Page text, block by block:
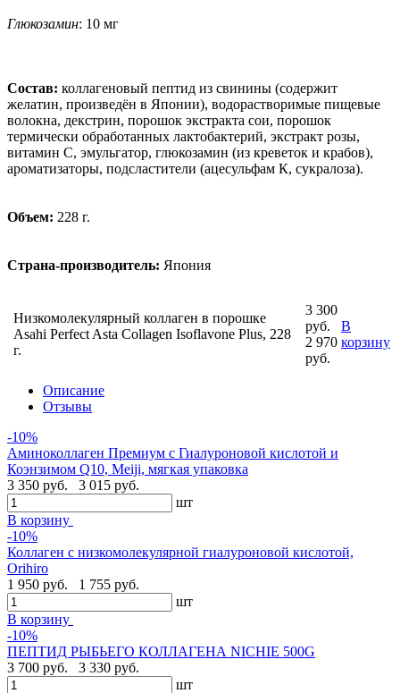
Глюкозамин: 10 мг
Состав: коллагеновый пептид из свинины (содержит
желатин, произведён в Японии), водорастворимые пищевые
волокна, декстрин, порошок экстракта сои, порошок
термически обработанных лактобактерий, экстракт розы,
витамин C, эмульгатор, глюкозамин (из креветок и крабов),
ароматизаторы, подсластители (ацесульфам К, сукралоза).
Объем: 228 г.
Страна-производитель: Япония
Низкомолекулярный коллаген в порошке
Asahi Perfect Asta Collagen Isoflavone Plus, 228
г.
3 300
руб.
2 970
руб.
В
корзину
Описание
Отзывы
-10%
Аминоколлаген Премиум c Гиалуроновой кислотой и
Коэнзимом Q10, Meiji, мягкая упаковка
3 350 руб.
3 015 руб.
шт
В корзину
-10%
Коллаген с низкомолекулярной гиалуроновой кислотой,
Orihiro
1 950 руб.
1 755 руб.
шт
В корзину
-10%
ПЕПТИД РЫБЬЕГО КОЛЛАГЕНА NICHIE 500G
3 700 руб.
3 330 руб.
шт